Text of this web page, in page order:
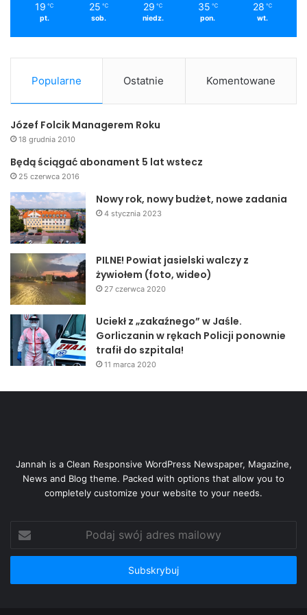
Jasło
19 ℃
pt.
25 ℃
sob.
29 ℃
niedz.
35 ℃
pon.
28 ℃
wt.
Popularne Ostatnie Komentowane
Józef Folcik Managerem Roku
18 grudnia 2010
Będą ściągać abonament 5 lat wstecz
25 czerwca 2016
Nowy rok, nowy budżet, nowe zadania
4 stycznia 2023
PILNE! Powiat jasielski walczy z
żywiołem (foto, wideo)
27 czerwca 2020
Uciekł z „zakaźnego” w Jaśle.
Gorliczanin w rękach Policji ponownie
trafił do szpitala!
11 marca 2020
Jannah is a Clean Responsive WordPress Newspaper, Magazine,
News and Blog theme. Packed with options that allow you to
completely customize your website to your needs.
swój
adres